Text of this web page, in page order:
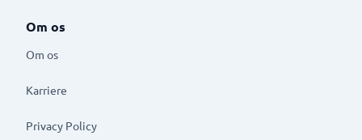
Om os
Om os
Karriere
Privacy Policy